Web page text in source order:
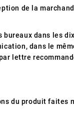
de la
dans les
dans le
lettre
du produit faites